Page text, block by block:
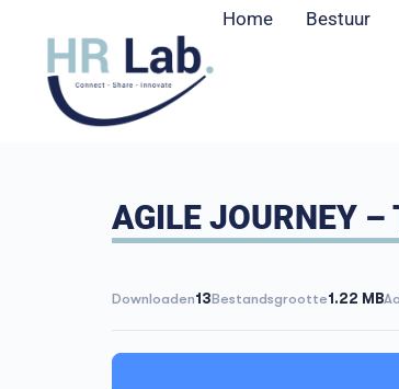
Home Bestuur
AGILE JOURNEY
Downloaden13Bestandsgrootte1.22 MB